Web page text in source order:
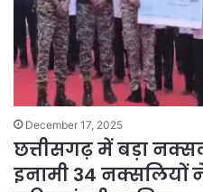
December 17, 2025
छत्तीसगढ़ में बड़ा
इनामी 34 नक्सलियों